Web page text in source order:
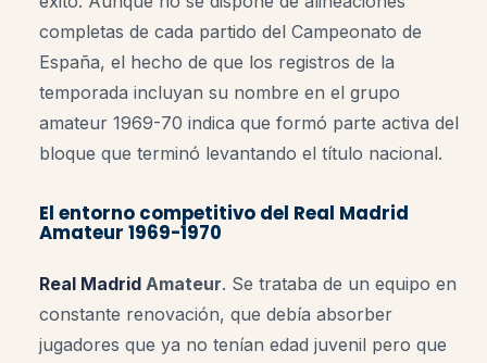
completas de cada partido del Campeonato de
España, el hecho de que los registros de la
temporada incluyan su nombre en el grupo
amateur 1969-70 indica que formó parte activa del
bloque que terminó levantando el título nacional.
El entorno competitivo del Real Madrid
Amateur 1969-1970
Real Madrid Amateur. Se trataba de un equipo en
constante renovación, que debía absorber
jugadores que ya no tenían edad juvenil pero que